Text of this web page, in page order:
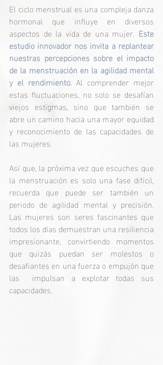
El ciclo menstrual es una compleja danza
hormonal que influye en diversos
aspectos de la vida de una mujer. Este
estudio innovador nos invita a replantear
nuestras percepciones sobre el impacto
de la menstruación en la agilidad mental
y el rendimiento. Al comprender mejor
estas fluctuaciones, no solo se desafían
viejos estigmas, sino que también se
abre un camino hacia una mayor equidad
y reconocimiento de las capacidades de
las mujeres.
Así que, la próxima vez que escuches que
la menstruación es solo una fase difícil,
recuerda que puede ser también un
periodo de agilidad mental y precisión.
Las mujeres son seres fascinantes que
todos los días demuestran una resiliencia
impresionante, convirtiendo momentos
que quizás puedan ser molestos o
desafiantes en una fuerza o empujón que
las  impulsan a explotar todas sus
capacidades.